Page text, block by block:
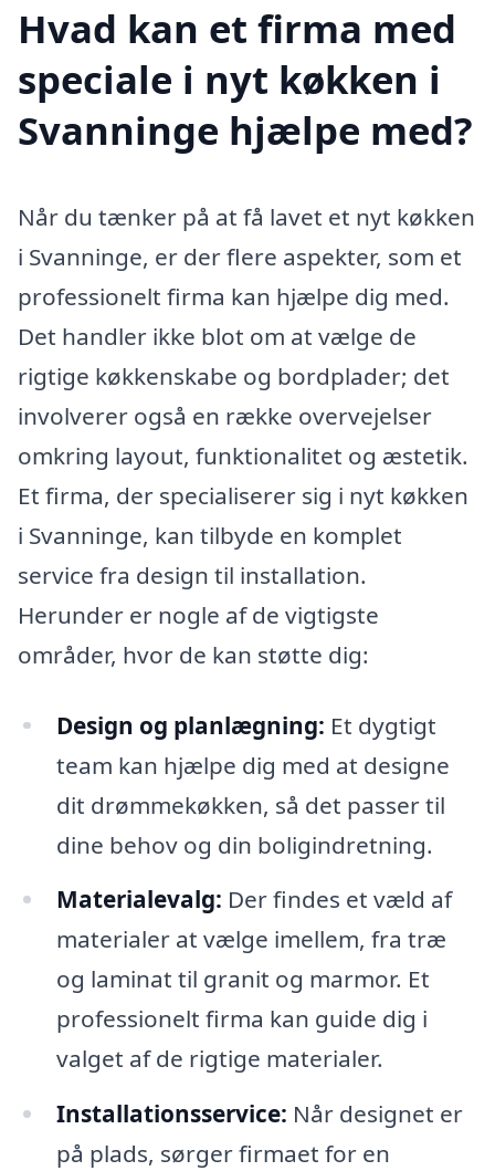
Hvad kan et firma med
speciale i nyt køkken i
Svanninge hjælpe med?
Når du tænker på at få lavet et nyt køkken
i Svanninge, er der flere aspekter, som et
professionelt firma kan hjælpe dig med.
Det handler ikke blot om at vælge de
rigtige køkkenskabe og bordplader; det
involverer også en række overvejelser
omkring layout, funktionalitet og æstetik.
Et firma, der specialiserer sig i nyt køkken
i Svanninge, kan tilbyde en komplet
service fra design til installation.
Herunder er nogle af de vigtigste
områder, hvor de kan støtte dig:
Design og planlægning: Et dygtigt
team kan hjælpe dig med at designe
dit drømmekøkken, så det passer til
dine behov og din boligindretning.
Materialevalg: Der findes et væld af
materialer at vælge imellem, fra træ
og laminat til granit og marmor. Et
professionelt firma kan guide dig i
valget af de rigtige materialer.
Installationsservice: Når designet er
på plads, sørger firmaet for en